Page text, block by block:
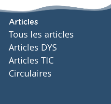
Articles
Tous les articles
Articles DYS
Articles TIC
Circulaires